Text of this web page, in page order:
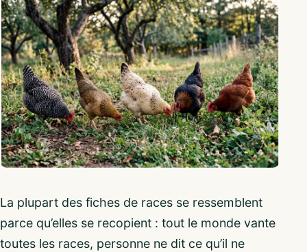
La plupart des fiches de races se ressemblent
parce qu’elles se recopient : tout le monde vante
toutes les races, personne ne dit ce qu’il ne